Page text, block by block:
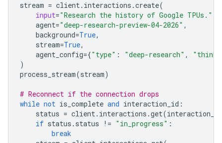
stream = client. interactions .create(
input="Research the history of Google TPUs."
agent="deep-research-preview-04-2026" ,
background=True,
stream=True,
agent_config={"type" : "deep-research" ,
)
process_stream(stream)
# Reconnect if the connection drops
while not is_complete and interaction_id :
status = client. interactions .get(interaction_id
if status . status != "in_progress" :
break